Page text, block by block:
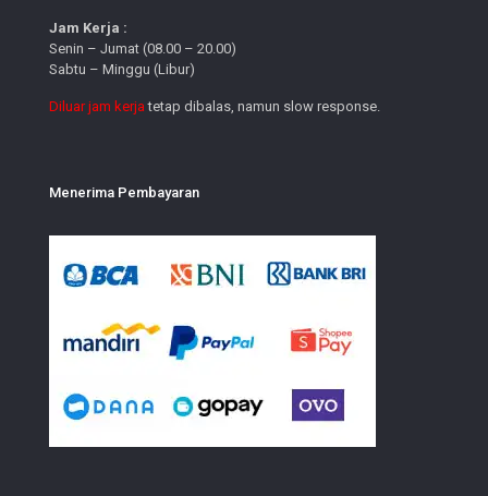
Jam Kerja :
Senin – Jumat (08.00 – 20.00)
Sabtu – Minggu (Libur)
Diluar jam kerja tetap dibalas, namun slow response.
Menerima Pembayaran